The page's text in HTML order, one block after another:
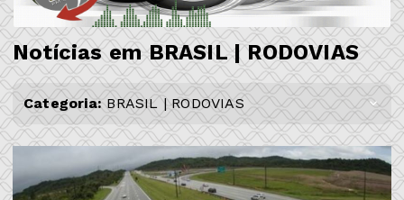
Notícias em BRASIL | RODOVIAS
Categoria: BRASIL | RODOVIAS